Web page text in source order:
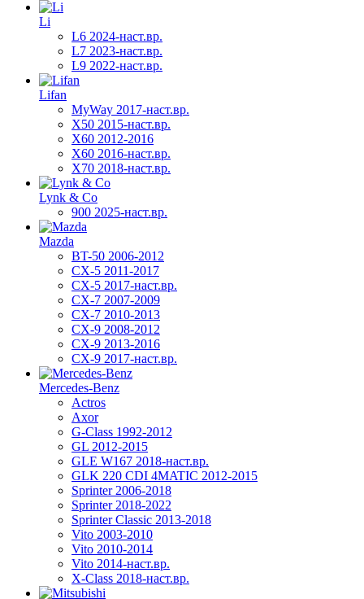
Li
L6 2024-наст.вр.
L7 2023-наст.вр.
L9 2022-наст.вр.
Lifan
MyWay 2017-наст.вр.
X50 2015-наст.вр.
X60 2012-2016
X60 2016-наст.вр.
X70 2018-наст.вр.
Lynk & Co
900 2025-наст.вр.
Mazda
BT-50 2006-2012
CX-5 2011-2017
CX-5 2017-наст.вр.
CX-7 2007-2009
CX-7 2010-2013
CX-9 2008-2012
CX-9 2013-2016
CX-9 2017-наст.вр.
Mercedes-Benz
Actros
Axor
G-Class 1992-2012
GL 2012-2015
GLE W167 2018-наст.вр.
GLK 220 CDI 4MATIC 2012-2015
Sprinter 2006-2018
Sprinter 2018-2022
Sprinter Classic 2013-2018
Vito 2003-2010
Vito 2010-2014
Vito 2014-наст.вр.
X-Class 2018-наст.вр.